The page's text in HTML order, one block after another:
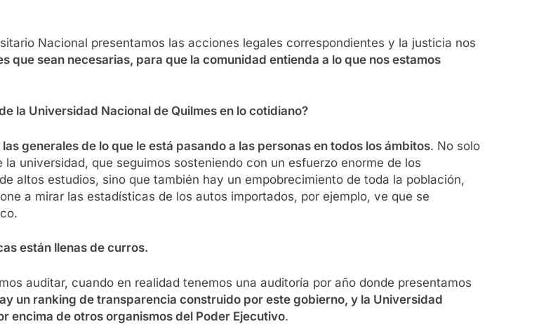
Nacional presentamos las acciones legales correspondientes y la justicia nos
que sean necesarias, para que la comunidad entienda a lo que nos estamos
la Universidad Nacional de Quilmes en lo cotidiano?
generales de lo que le está pasando a las personas en todos los ámbitos. No solo
universidad, que seguimos sosteniendo con un esfuerzo enorme de los
altos estudios, sino que también hay un empobrecimiento de toda la población,
a mirar las estadísticas de los autos importados, por ejemplo, ve que se
están llenas de curros.
auditar, cuando en realidad tenemos una auditoría por año donde presentamos
un ranking de transparencia construido por este gobierno, y la Universidad
encima de otros organismos del Poder Ejecutivo.